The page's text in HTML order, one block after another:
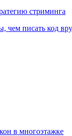
стриминга
чем писать код
в многоэтажке